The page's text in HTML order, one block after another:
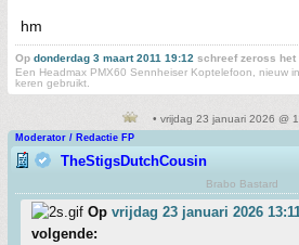
hm
Op donderdag 3 maart 2011 19:12 schreef zeross het
Een Headmax PMX60 Sennheiser Koptelefoon, nieuw
keren gebruikt.
• vrijdag 23 januari 2026 @
Moderator / Redactie FP
TheStigsDutchCousin
Brabo Bastard
Op vrijdag 23 januari 2026
volgende: